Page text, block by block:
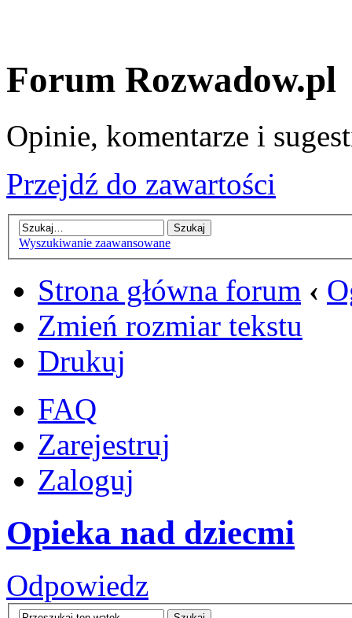
Forum Rozwadow.pl
Opinie, komentarze i
Przejdź do zawartości
Wyszukiwanie zaawansowane
Strona główna forum ‹
Zmień rozmiar tekstu
Drukuj
FAQ
Zarejestruj
Zaloguj
Opieka nad dziecmi
Odpowiedz